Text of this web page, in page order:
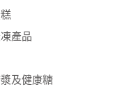
產品
及健康糖